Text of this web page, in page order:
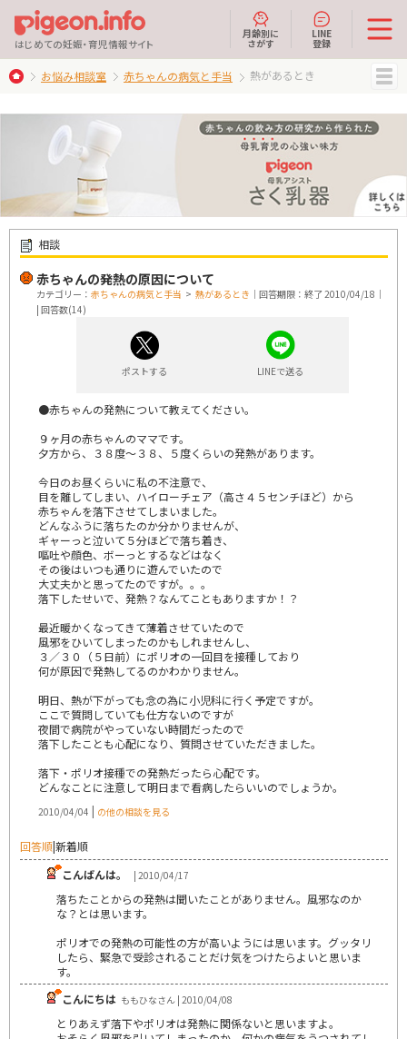
はじめての妊娠・育児情報サイト
月齢別に
さがす
LINE
登録
お悩み相談室 赤ちゃんの病気と手当 熱があるとき
相談
赤ちゃんの発熱の原因について
カテゴリー： 赤ちゃんの病気と手当 > 熱があるとき ｜回答期限：終了 2010/04/18｜
| 回答数(14)
ポストする LINEで送る
●赤ちゃんの発熱について教えてください。
９ヶ月の赤ちゃんのママです。
夕方から、３８度～３８、５度くらいの発熱があります。
今日のお昼くらいに私の不注意で、
目を離してしまい、ハイローチェア（高さ４５センチほど）から
赤ちゃんを落下させてしまいました。
どんなふうに落ちたのか分かりませんが、
ギャーっと泣いて５分ほどで落ち着き、
嘔吐や顔色、ボーっとするなどはなく
その後はいつも通りに遊んでいたので
大丈夫かと思ってたのですが。。。
落下したせいで、発熱？なんてこともありますか！？
最近暖かくなってきて薄着させていたので
風邪をひいてしまったのかもしれませんし、
３／３０（５日前）にポリオの一回目を接種しており
何が原因で発熱してるのかわかりません。
明日、熱が下がっても念の為に小児科に行く予定ですが。
ここで質問していても仕方ないのですが
夜間で病院がやっていない時間だったので
落下したことも心配になり、質問させていただきました。
落下・ポリオ接種での発熱だったら心配です。
どんなことに注意して明日まで看病したらいいのでしょうか。
2010/04/04 | の他の相談を見る
回答順|新着順
こんばんは。
| 2010/04/17
落ちたことからの発熱は聞いたことがありません。風邪なのか
な？とは思います。
ポリオでの発熱の可能性の方が高いようには思います。グッタリ
したら、緊急で受診されることだけ気をつけたらよいと思いま
す。
こんにちは ももひなさん | 2010/04/08
とりあえず落下やポリオは発熱に関係ないと思いますよ。